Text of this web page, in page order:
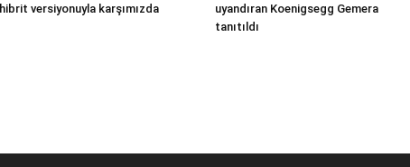
hibrit versiyonuyla karşımızda
uyandıran Koenigsegg Gemera
tanıtıldı